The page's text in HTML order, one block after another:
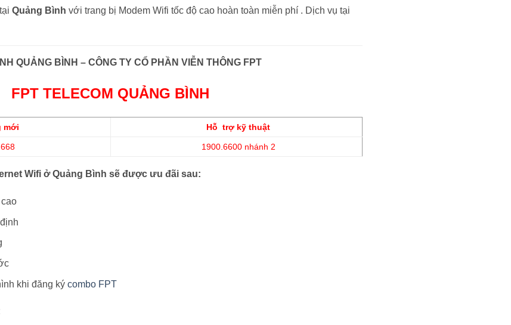
Quảng Bình với trang bị Modem Wifi tốc độ cao hoàn toàn miễn phí . Dịch vụ tại
QUẢNG BÌNH – CÔNG TY CỔ PHẦN VIỄN THÔNG FPT
FPT TELECOM QUẢNG BÌNH
mới Hỗ trợ kỹ thuật
1900.6600 nhánh 2
Wifi ở Quảng Bình sẽ được ưu đãi sau:
khi đăng kýcombo FPT